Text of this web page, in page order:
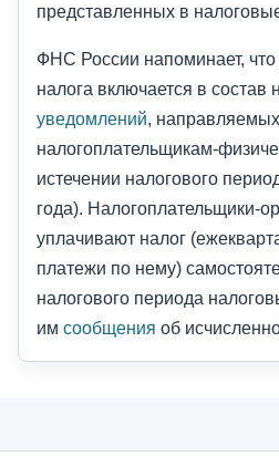
представленных в
ФНС России напоминает, что
налога включается в состав
уведомлений, направляемых
налогоплательщикам-
истечении налогового
года). Налогоплательщики-
уплачивают налог
платежи по нему)
налогового периода
им сообщения об